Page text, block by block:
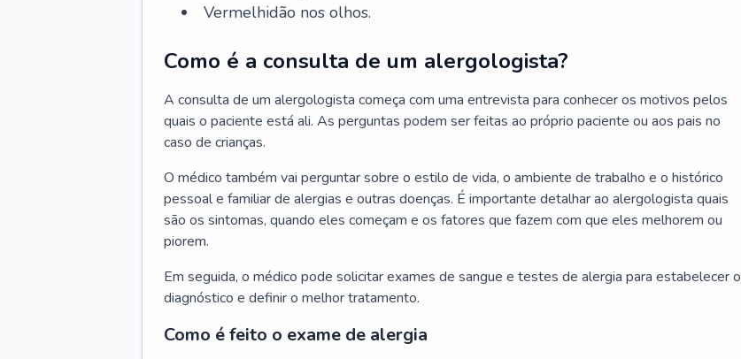
Vermelhidão nos olhos.
Como é a consulta de um alergologista?
A consulta de um alergologista começa com uma entrevista para conhecer os motivos pelos
quais o paciente está ali. As perguntas podem ser feitas ao próprio paciente ou aos pais no
caso de crianças.
O médico também vai perguntar sobre o estilo de vida, o ambiente de trabalho e o histórico
pessoal e familiar de alergias e outras doenças. É importante detalhar ao alergologista quais
são os sintomas, quando eles começam e os fatores que fazem com que eles melhorem ou
piorem.
Em seguida, o médico pode solicitar exames de sangue e testes de alergia para estabelecer o
diagnóstico e definir o melhor tratamento.
Como é feito o exame de alergia